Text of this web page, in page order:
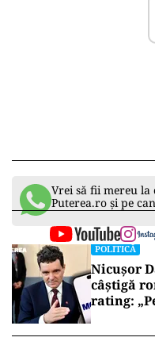
Vrei să fii mereu
Puterea.ro și pe
POLITICĂ
Nicușor
câștigă
rating: